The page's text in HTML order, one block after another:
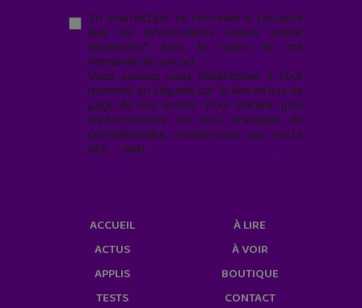
En soumettant ce formulaire, j’accepte
que les informations saisies soient
exploitées* dans le cadre de ma
demande de contact.
Vous pouvez vous désabonner à tout
moment en cliquant sur le lien en bas de
page de nos emails. Pour obtenir plus
d'informations sur nos pratiques de
confidentialité, rendez-vous sur notre
site web
ACCUEIL
ACTUS
APPLIS
TESTS
À LIRE
À VOIR
BOUTIQUE
CONTACT